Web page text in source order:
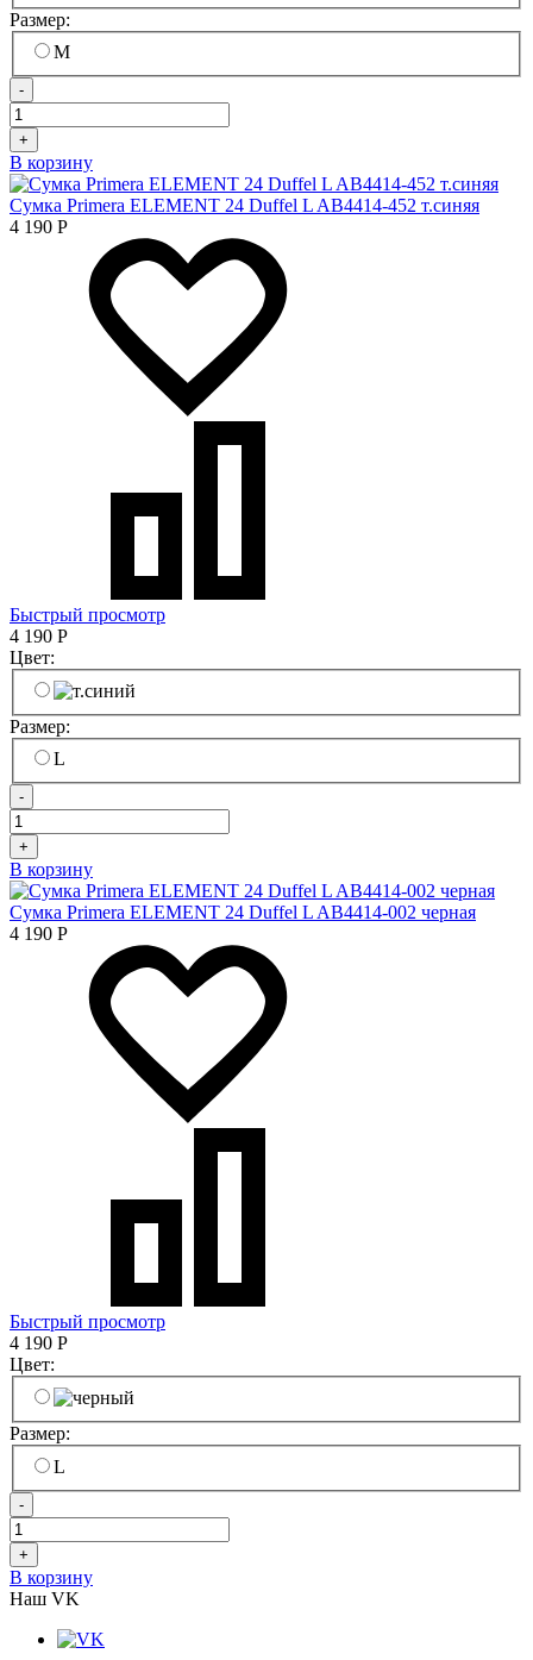
Размер:
M
-
+
В корзину
Сумка Primera ELEMENT 24 Duffel L AB4414-452 т.синяя
4 190 Р
Быстрый просмотр
4 190 Р
Цвет:
Размер:
L
-
+
В корзину
Сумка Primera ELEMENT 24 Duffel L AB4414-002 черная
4 190 Р
Быстрый просмотр
4 190 Р
Цвет:
Размер:
L
-
+
В корзину
Наш VK